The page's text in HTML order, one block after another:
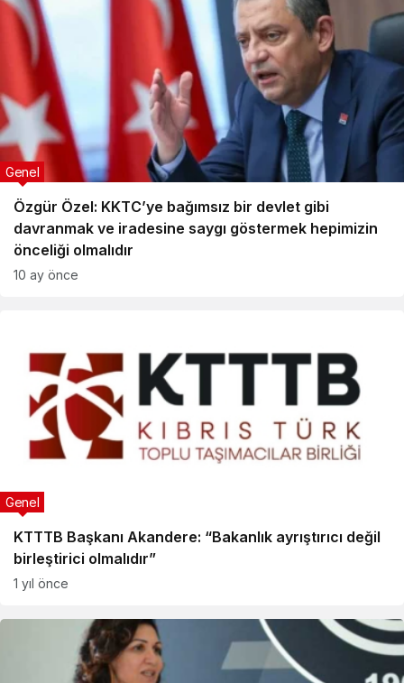
Özgür Özel: KKTC’ye bağımsız bir devlet gibi
davranmak ve iradesine saygı göstermek hepimizin
önceliği olmalıdır
Genel
10 ay önce
KTTTB Başkanı Akandere: “Bakanlık ayrıştırıcı değil
birleştirici olmalıdır”
Genel
1 yıl önce